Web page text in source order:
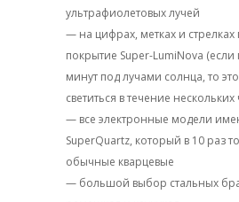
ультрафиолетовых лучей
— на цифрах, метках и стрелках
покрытие Super-LumiNova
минут под лучами солнца, то
светиться в течение нескольких
— все электронные модели
SuperQuartz, который в 10 раз
обычные кварцевые
— большой выбор стальных